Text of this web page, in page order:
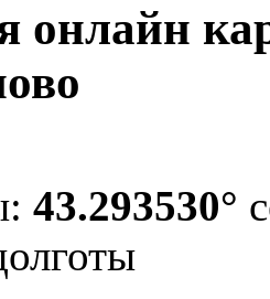
онлайн
43.293530°